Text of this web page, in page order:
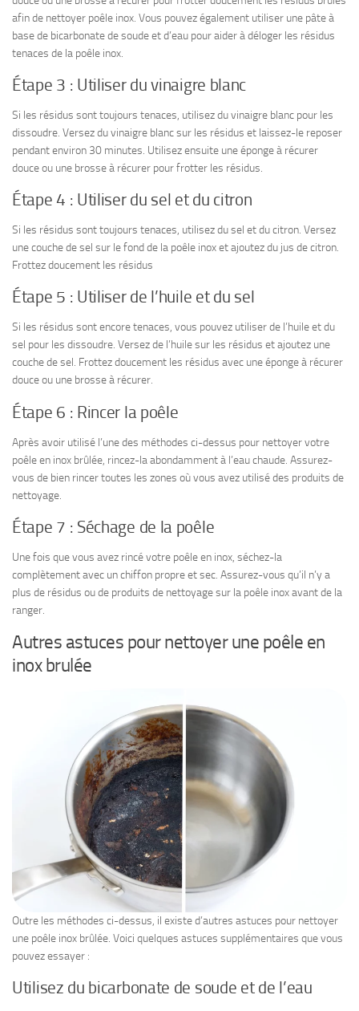
afin de nettoyer poêle inox. Vous pouvez également utiliser une pâte à
base de bicarbonate de soude et d’eau pour aider à déloger les résidus
tenaces de la poêle inox.
Étape 3 : Utiliser du vinaigre blanc
Si les résidus sont toujours tenaces, utilisez du vinaigre blanc pour les
dissoudre. Versez du vinaigre blanc sur les résidus et laissez-le reposer
pendant environ 30 minutes. Utilisez ensuite une éponge à récurer
douce ou une brosse à récurer pour frotter les résidus.
Étape 4 : Utiliser du sel et du citron
Si les résidus sont toujours tenaces, utilisez du sel et du citron. Versez
une couche de sel sur le fond de la poêle inox et ajoutez du jus de citron.
Frottez doucement les résidus
Étape 5 : Utiliser de l’huile et du sel
Si les résidus sont encore tenaces, vous pouvez utiliser de l’huile et du
sel pour les dissoudre. Versez de l’huile sur les résidus et ajoutez une
couche de sel. Frottez doucement les résidus avec une éponge à récurer
douce ou une brosse à récurer.
Étape 6 : Rincer la poêle
Après avoir utilisé l’une des méthodes ci-dessus pour nettoyer votre
poêle en inox brûlée, rincez-la abondamment à l’eau chaude. Assurez-
vous de bien rincer toutes les zones où vous avez utilisé des produits de
nettoyage.
Étape 7 : Séchage de la poêle
Une fois que vous avez rincé votre poêle en inox, séchez-la
complètement avec un chiffon propre et sec. Assurez-vous qu’il n’y a
plus de résidus ou de produits de nettoyage sur la poêle inox avant de la
ranger.
Autres astuces pour nettoyer une poêle en
inox brulée
Outre les méthodes ci-dessus, il existe d’autres astuces pour nettoyer
une poêle inox brûlée. Voici quelques astuces supplémentaires que vous
pouvez essayer :
Utilisez du bicarbonate de soude et de l’eau